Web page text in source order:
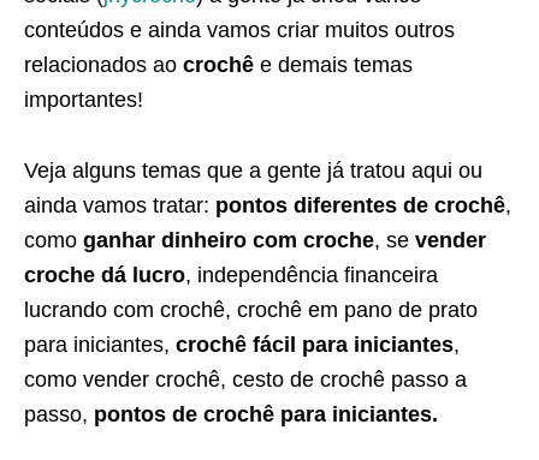
conteúdos e ainda vamos criar muitos outros
relacionados ao crochê e demais temas
importantes!
Veja alguns temas que a gente já tratou aqui ou
ainda vamos tratar: pontos diferentes de crochê,
como ganhar dinheiro com croche, se vender
croche dá lucro, independência financeira
lucrando com crochê, crochê em pano de prato
para iniciantes, crochê fácil para iniciantes,
como vender crochê, cesto de crochê passo a
passo, pontos de crochê para iniciantes.